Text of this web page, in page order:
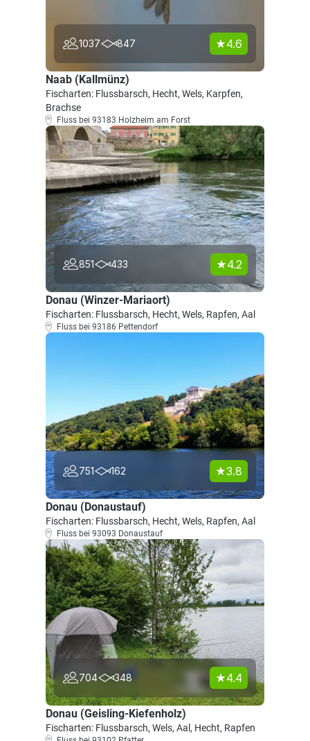
1037 847 4.6
Naab (Kallmünz)
Fischarten: Flussbarsch, Hecht, Wels, Karpfen,
Brachse
Fluss bei 93183 Holzheim am Forst
851 433 4.2
Donau (Winzer-Mariaort)
Fischarten: Flussbarsch, Hecht, Wels, Rapfen, Aal
Fluss bei 93186 Pettendorf
751 162 3.8
Donau (Donaustauf)
Fischarten: Flussbarsch, Hecht, Wels, Rapfen, Aal
Fluss bei 93093 Donaustauf
704 348 4.4
Donau (Geisling-Kiefenholz)
Fischarten: Flussbarsch, Wels, Aal, Hecht, Rapfen